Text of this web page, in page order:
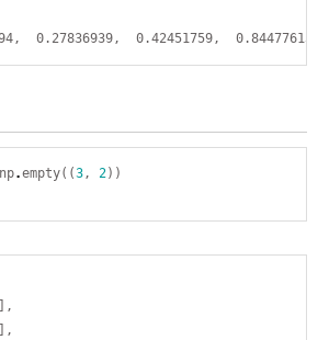
.empty((3, 2